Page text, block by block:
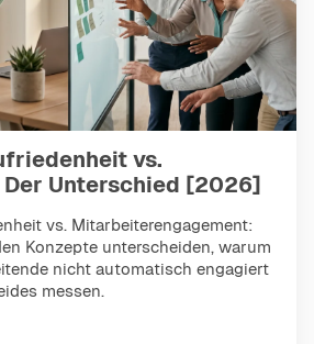
vs.
Der Unterschied [2026]
vs. Mitarbeiterengagement:
Konzepte unterscheiden, warum
nicht automatisch engagiert
messen.